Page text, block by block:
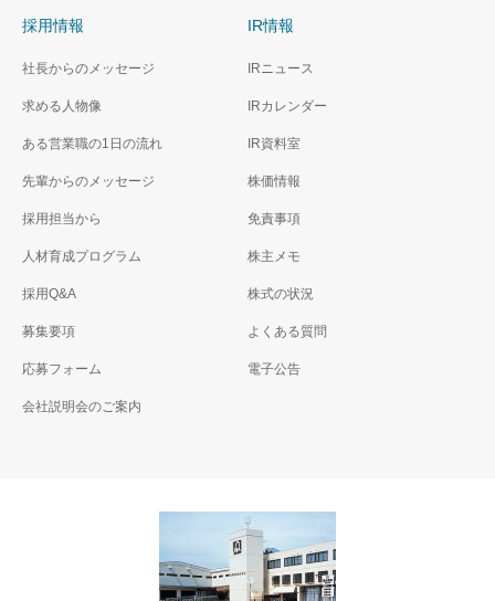
採用情報
社長からのメッセージ
求める人物像
ある営業職の1日の流れ
先輩からのメッセージ
採用担当から
人材育成プログラム
採用Q&A
募集要項
応募フォーム
会社説明会のご案内
IR情報
IRニュース
IRカレンダー
IR資料室
株価情報
免責事項
株主メモ
株式の状況
よくある質問
電子公告